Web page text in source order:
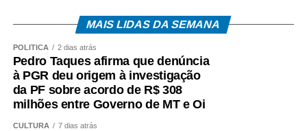
MAIS LIDAS DA SEMANA
POLÍTICA 2 dias atrás
Pedro Taques afirma que denúncia
à PGR deu origem à investigação
da PF sobre acordo de R$ 308
milhões entre Governo de MT e Oi
CULTURA 7 dias atrás